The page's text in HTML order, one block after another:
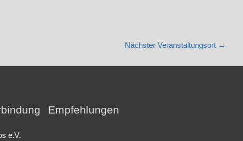
Nächster Veranstaltungsort →
e.V.
Empfehlungen